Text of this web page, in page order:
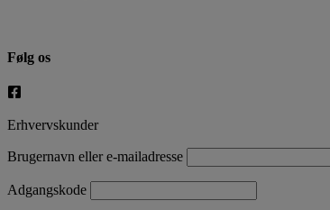
Følg os
Erhvervskunder
Brugernavn eller e-mailadresse
Adgangskode